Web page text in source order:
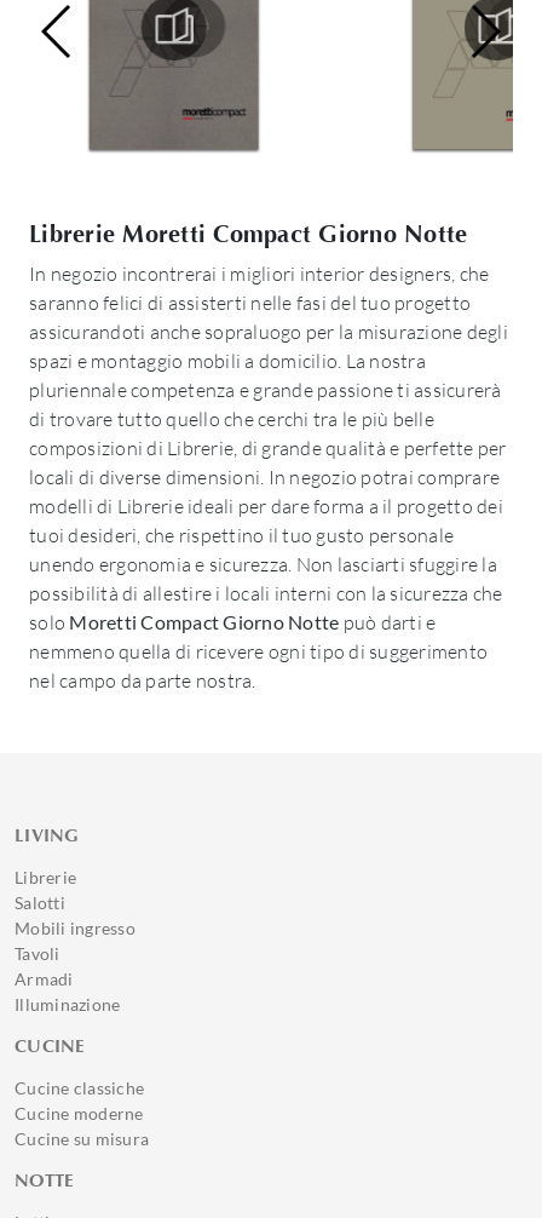
Librerie Moretti Compact Giorno Notte
In negozio incontrerai i migliori interior designers, che
saranno felici di assisterti nelle fasi del tuo progetto
assicurandoti anche sopraluogo per la misurazione degli
spazi e montaggio mobili a domicilio. La nostra
pluriennale competenza e grande passione ti assicurerà
di trovare tutto quello che cerchi tra le più belle
composizioni di Librerie, di grande qualità e perfette per
locali di diverse dimensioni. In negozio potrai comprare
modelli di Librerie ideali per dare forma a il progetto dei
tuoi desideri, che rispettino il tuo gusto personale
unendo ergonomia e sicurezza. Non lasciarti sfuggire la
possibilità di allestire i locali interni con la sicurezza che
solo Moretti Compact Giorno Notte può darti e
nemmeno quella di ricevere ogni tipo di suggerimento
nel campo da parte nostra.
LIVING
Librerie
Salotti
Mobili ingresso
Tavoli
Armadi
Illuminazione
CUCINE
Cucine classiche
Cucine moderne
Cucine su misura
NOTTE